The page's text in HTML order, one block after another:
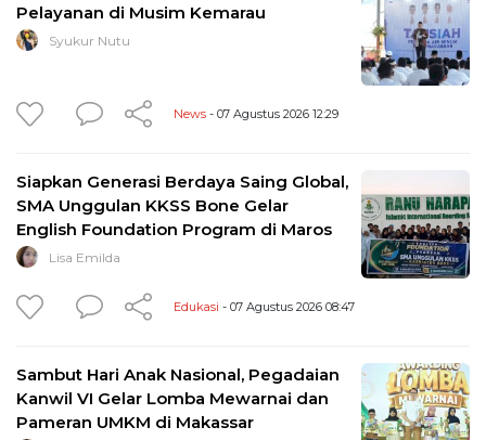
Pelayanan di Musim Kemarau
Syukur Nutu
News - 07 Agustus 2026 12:29
Siapkan Generasi Berdaya Saing Global,
SMA Unggulan KKSS Bone Gelar
English Foundation Program di Maros
Lisa Emilda
Edukasi - 07 Agustus 2026 08:47
Sambut Hari Anak Nasional, Pegadaian
Kanwil VI Gelar Lomba Mewarnai dan
Pameran UMKM di Makassar